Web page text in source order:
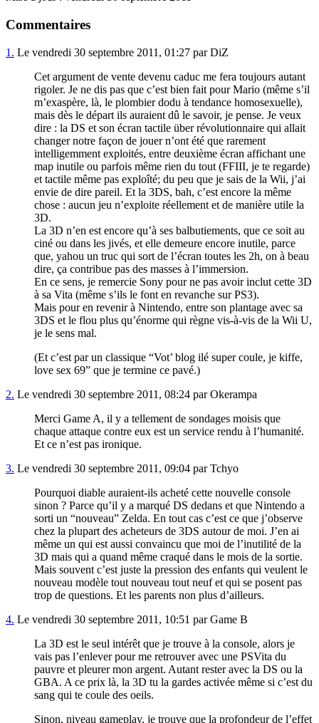
Commentaires
1. Le vendredi 30 septembre 2011, 01:27 par DiZ
Cet argument de vente devenu caduc me fera toujours autant
rigoler. Je ne dis pas que c’est bien fait pour Mario (même s’il
m’exaspère, là, le plombier dodu à tendance homosexuelle),
mais dès le départ ils auraient dû le savoir, je pense. Je veux
dire : la DS et son écran tactile über révolutionnaire qui allait
changer notre façon de jouer n’ont été que rarement
intelligemment exploités, entre deuxième écran affichant une
map inutile ou parfois même rien du tout (FFIII, je te regarde)
et tactile même pas exploîté; du peu que je sais de la Wii, j’ai
envie de dire pareil. Et la 3DS, bah, c’est encore la même
chose : aucun jeu n’exploite réellement et de manière utile la
3D.
La 3D n’en est encore qu’à ses balbutiements, que ce soit au
ciné ou dans les jivés, et elle demeure encore inutile, parce
que, yahou un truc qui sort de l’écran toutes les 2h, on à beau
dire, ça contribue pas des masses à l’immersion.
En ce sens, je remercie Sony pour ne pas avoir inclut cette 3D
à sa Vita (même s’ils le font en revanche sur PS3).
Mais pour en revenir à Nintendo, entre son plantage avec sa
3DS et le flou plus qu’énorme qui règne vis-à-vis de la Wii U,
je le sens mal.
(Et c’est par un classique “Vot’ blog ilé super coule, je kiffe,
love sex 69” que je termine ce pavé.)
2. Le vendredi 30 septembre 2011, 08:24 par Okerampa
Merci Game A, il y a tellement de sondages moisis que
chaque attaque contre eux est un service rendu à l’humanité.
Et ce n’est pas ironique.
3. Le vendredi 30 septembre 2011, 09:04 par Tchyo
Pourquoi diable auraient-ils acheté cette nouvelle console
sinon ? Parce qu’il y a marqué DS dedans et que Nintendo a
sorti un “nouveau” Zelda. En tout cas c’est ce que j’observe
chez la plupart des acheteurs de 3DS autour de moi. J’en ai
même un qui est aussi convaincu que moi de l’inutilité de la
3D mais qui a quand même craqué dans le mois de la sortie.
Mais souvent c’est juste la pression des enfants qui veulent le
nouveau modèle tout nouveau tout neuf et qui se posent pas
trop de questions. Et les parents non plus d’ailleurs.
4. Le vendredi 30 septembre 2011, 10:51 par Game B
La 3D est le seul intérêt que je trouve à la console, alors je
vais pas l’enlever pour me retrouver avec une PSVita du
pauvre et pleurer mon argent. Autant rester avec la DS ou la
GBA. A ce prix là, la 3D tu la gardes activée même si c’est du
sang qui te coule des oeils.
Sinon, niveau gameplay, je trouve que la profondeur de l’effet